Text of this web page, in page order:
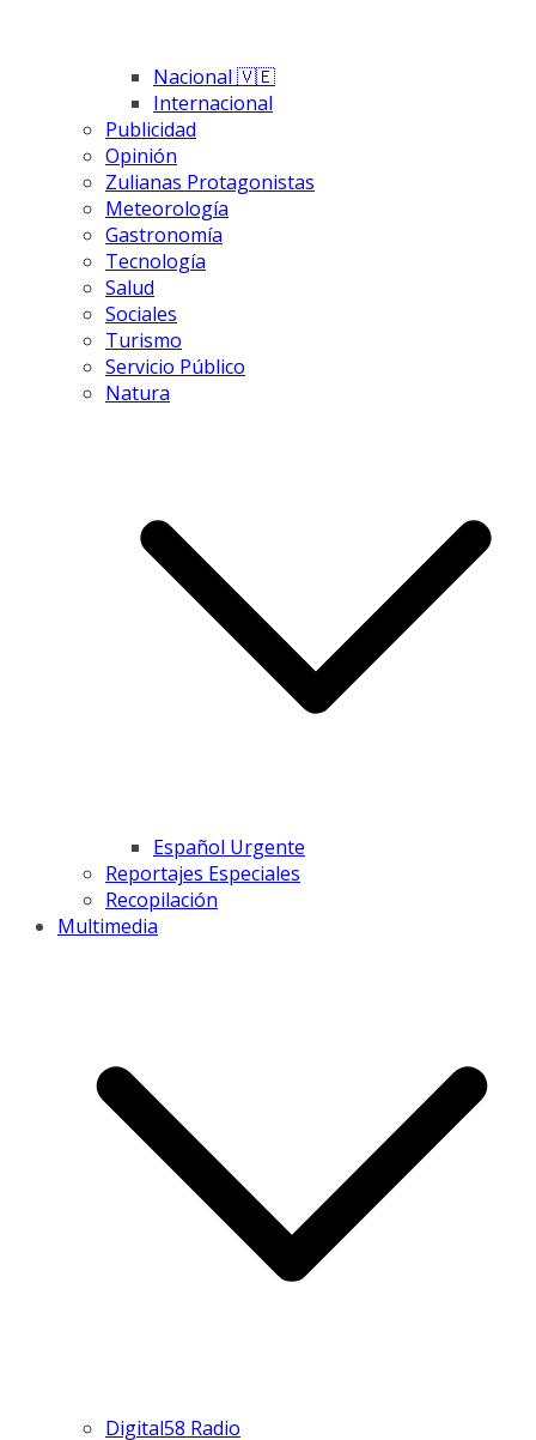
Nacional 🇻🇪
Internacional
Publicidad
Opinión
Zulianas Protagonistas
Meteorología
Gastronomía
Tecnología
Salud
Sociales
Turismo
Servicio Público
Natura
Español Urgente
Reportajes Especiales
Recopilación
Multimedia
Digital58 Radio